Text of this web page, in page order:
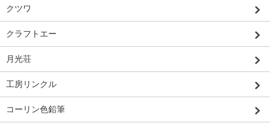
クツワ
クラフトエー
月光荘
工房リンクル
コーリン色鉛筆